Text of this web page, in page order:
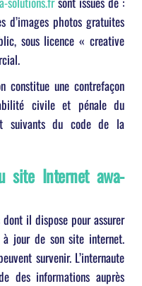
d’images photos gratuites
sous licence « creative
constitue une contrefaçon
civile et pénale du
suivants du code de la
site Internet awa-
il dispose pour assurer
jour de son site internet.
survenir. L’internaute
des informations auprès